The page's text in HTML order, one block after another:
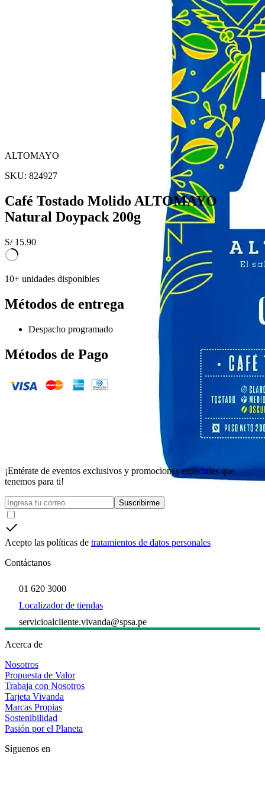
ALTOMAYO
SKU: 824927
Café Tostado Molido ALTOMAYO
Natural Doypack 200g
S/ 15.90
10+ unidades disponibles
Métodos de entrega
Despacho programado
Métodos de Pago
¡Entérate de eventos exclusivos y promociones especiales que
tenemos para ti!
Suscribirme
Acepto las políticas de tratamientos de datos personales
Contáctanos
01 620 3000
Localizador de tiendas
servicioalcliente.vivanda@spsa.pe
Acerca de
Nosotros
Propuesta de Valor
Trabaja con Nosotros
Tarjeta Vivanda
Marcas Propias
Sostenibilidad
Pasión por el Planeta
Síguenos en